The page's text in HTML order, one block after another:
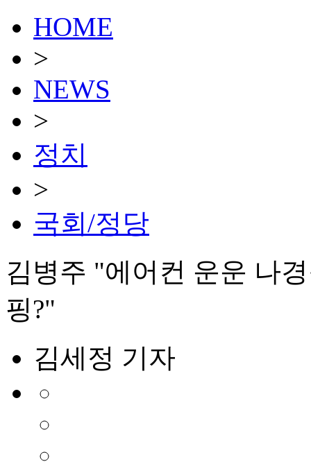
HOME
>
NEWS
>
정치
>
국회/정당
김병주 "에어컨 운운 나
핑?"
김세정 기자